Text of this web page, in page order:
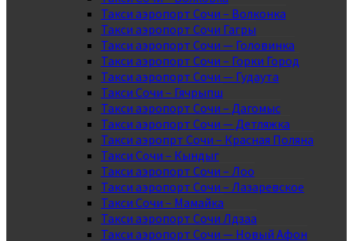
Такси аэропорт Сочи – Волконка
Такси аэропорт Сочи Гагры
Такси аэропорт Сочи — Головинка
Такси аэропорт Сочи – Горки Город
Такси аэропорт Сочи — Гудаута
Такси Сочи – Гячрыпш
Такси аэропорт Сочи – Дагомыс
Такси аэропорт Сочи — Детляжка
Такси аэропрт Сочи – Красная Поляна
Такси Сочи – Кындыг
Такси аэропорт Сочи – Лоо
Такси аэропорт Сочи – Лазаревское
Такси Сочи – Мамайка
Такси аэропорт Сочи Лдзаа
Такси аэропорт Сочи — Новый Афон